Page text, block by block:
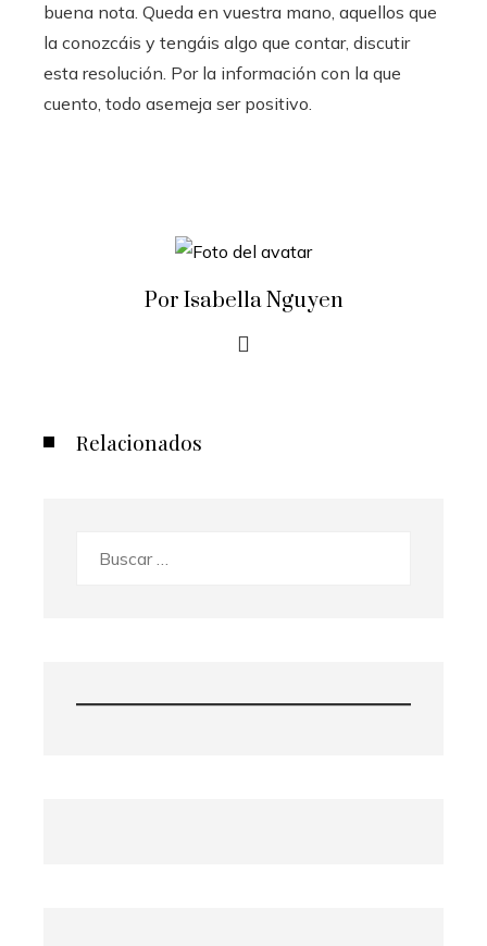
buena nota. Queda en vuestra mano, aquellos que
la conozcáis y tengáis algo que contar, discutir
esta resolución. Por la información con la que
cuento, todo asemeja ser positivo.
Por Isabella Nguyen
Relacionados